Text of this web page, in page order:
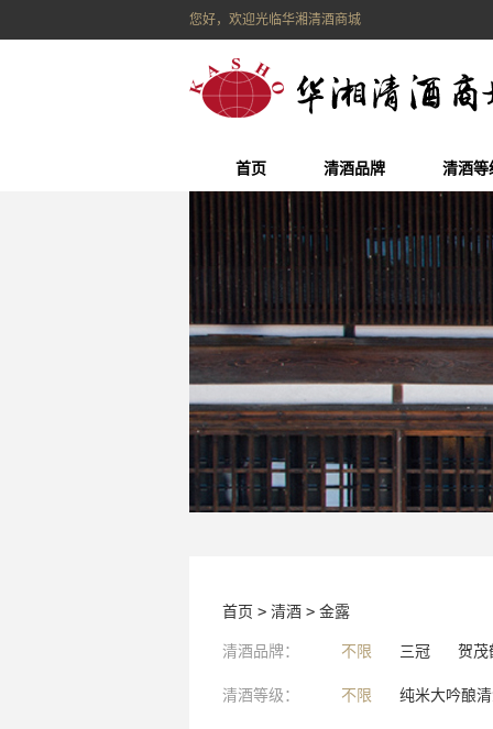
您好，欢迎光临华湘清酒商城
首页 清酒品牌 清酒等
首页 > 清酒 > 金露
清酒品牌： 不限 三冠 贺茂
清酒等级： 不限 纯米大吟酿